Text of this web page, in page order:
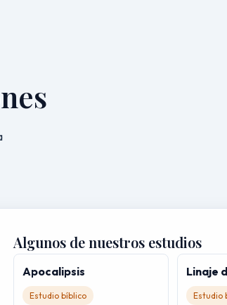
Algunos de nuestros estudios
Apocalipsis
Estudio bíblico
Linaje
Estudio